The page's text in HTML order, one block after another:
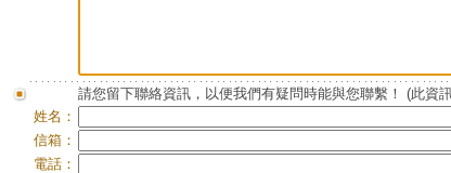
請您留下聯絡資訊，以便我們有疑問時能與您聯繫！ (此資
姓名：
信箱：
電話：